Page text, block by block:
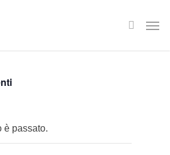
search
è passato.